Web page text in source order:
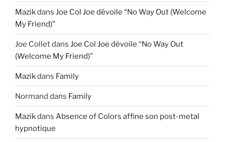
Mazikdans Joe Col Joe dévoile “No Way Out (Welcome
My Friend)”
Joe Colletdans Joe Col Joe dévoile “No Way Out
(Welcome My Friend)”
Mazikdans Family
Normand dans Family
Mazikdans Absence of Colors affine son post-metal
hypnotique